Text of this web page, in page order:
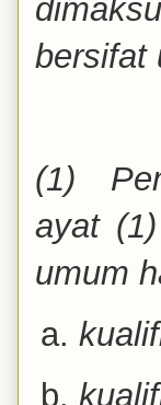
bersifat
(1)
ayat
umum